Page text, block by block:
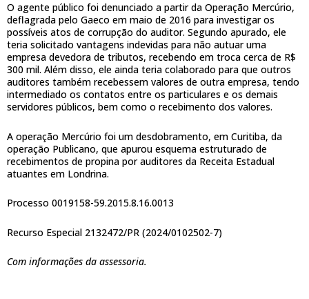
O agente público foi denunciado a partir da Operação Mercúrio,
deflagrada pelo Gaeco em maio de 2016 para investigar os
possíveis atos de corrupção do auditor. Segundo apurado, ele
teria solicitado vantagens indevidas para não autuar uma
empresa devedora de tributos, recebendo em troca cerca de R$
300 mil. Além disso, ele ainda teria colaborado para que outros
auditores também recebessem valores de outra empresa, tendo
intermediado os contatos entre os particulares e os demais
servidores públicos, bem como o recebimento dos valores.
A operação Mercúrio foi um desdobramento, em Curitiba, da
operação Publicano, que apurou esquema estruturado de
recebimentos de propina por auditores da Receita Estadual
atuantes em Londrina.
Processo 0019158-59.2015.8.16.0013
Recurso Especial 2132472/PR (2024/0102502-7)
Com informações da assessoria.